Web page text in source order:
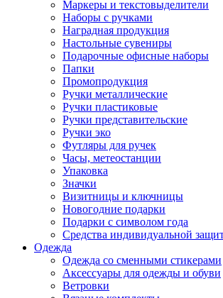
Маркеры и текстовыделители
Наборы с ручками
Наградная продукция
Настольные сувениры
Подарочные офисные наборы
Папки
Промопродукция
Ручки металлические
Ручки пластиковые
Ручки представительские
Ручки эко
Футляры для ручек
Часы, метеостанции
Упаковка
Значки
Визитницы и ключницы
Новогодние подарки
Подарки с символом года
Средства индивидуальной
Одежда
Одежда со сменными стикерами
Аксессуары для одежды и обуви
Ветровки